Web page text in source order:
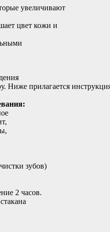
увеличивают
цвет кожи и
Ниже прилагается
зубов)
2 часов.